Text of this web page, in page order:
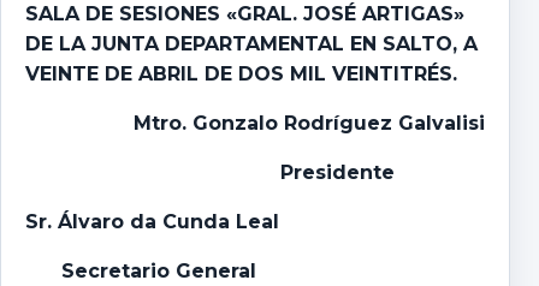
SALA DE SESIONES «GRAL. JOSÉ ARTIGAS»
DE LA JUNTA DEPARTAMENTAL EN SALTO, A
VEINTE DE ABRIL DE DOS MIL VEINTITRÉS.
Mtro. Gonzalo Rodríguez Galvalisi
Presidente
Sr. Álvaro da Cunda Leal
Secretario General